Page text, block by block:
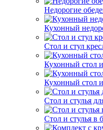
Недорогие
Кухонный
Стол и стул
Кухонный стол и
Кухонный стол
Стол и стулья
Стол и стулья в